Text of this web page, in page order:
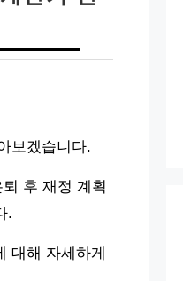
보겠습니다.
후 재정 계획
.
대해 자세하게